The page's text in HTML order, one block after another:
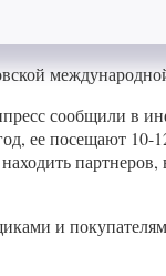
сообщили в
ее посещают 10-
партнеров,
и